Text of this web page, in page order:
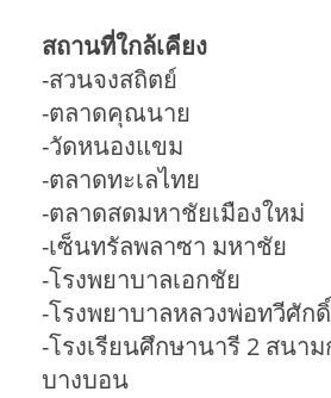
สถานที่ใกล้เคียง
-สวนจงสถิตย์
-ตลาดคุณนาย
-วัดหนองแขม
-ตลาดทะเลไทย
-ตลาดสดมหาชัยเมืองใหม่
-เซ็นทรัลพลาซา มหาชัย
-โรงพยาบาลเอกชัย
-โรงพยาบาลหลวงพ่อทวีศัก
-โรงเรียนศึกษานารี 2 สนา
บางบอน